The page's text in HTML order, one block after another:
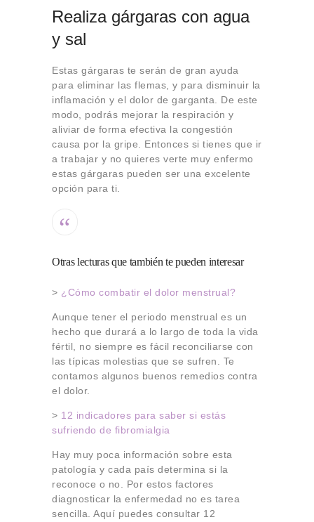
Realiza gárgaras con agua
y sal
Estas gárgaras te serán de gran ayuda
para eliminar las flemas, y para disminuir la
inflamación y el dolor de garganta. De este
modo, podrás mejorar la respiración y
aliviar de forma efectiva la congestión
causa por la gripe. Entonces si tienes que ir
a trabajar y no quieres verte muy enfermo
estas gárgaras pueden ser una excelente
opción para ti.
Otras lecturas que también te pueden interesar
> ¿Cómo combatir el dolor menstrual?
Aunque tener el periodo menstrual es un
hecho que durará a lo largo de toda la vida
fértil, no siempre es fácil reconciliarse con
las típicas molestias que se sufren. Te
contamos algunos buenos remedios contra
el dolor.
> 12 indicadores para saber si estás
sufriendo de fibromialgia
Hay muy poca información sobre esta
patología y cada país determina si la
reconoce o no. Por estos factores
diagnosticar la enfermedad no es tarea
sencilla. Aquí puedes consultar 12